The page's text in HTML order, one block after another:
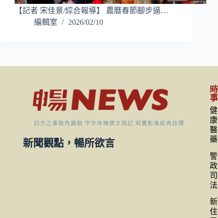
【記者 宋佳景/綜合報導】 農曆春節腳步逼…
編輯室
2026/02/10
新聞觀點，暢所欲言
時
事
健
康
醫
藥
警
政
司
法
新
住